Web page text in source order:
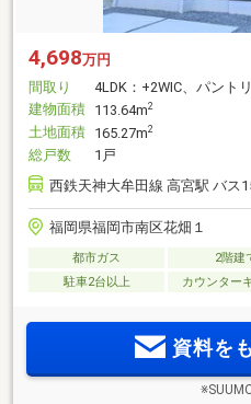
4,698万円
間取り
4LDK：+2WIC、パント
建物面積 113.64m2
土地面積 165.27m2
総戸数
1戸
西鉄天神大牟田線 高宮駅 バス
福岡県福岡市南区花畑１
都市ガス 2階建
駐車2台以上
カウンター
資料を